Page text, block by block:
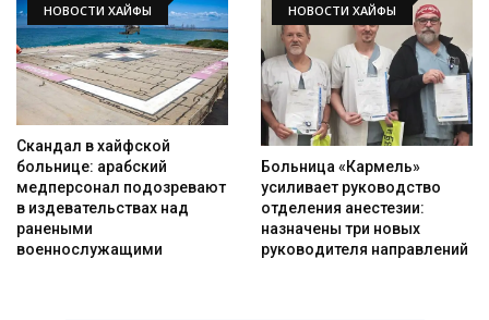
НОВОСТИ ХАЙФЫ
Скандал в хайфской
больнице: арабский
медперсонал подозревают
в издевательствах над
ранеными
военнослужащими
НОВОСТИ ХАЙФЫ
Больница «Кармель»
усиливает руководство
отделения анестезии:
назначены три новых
руководителя направлений